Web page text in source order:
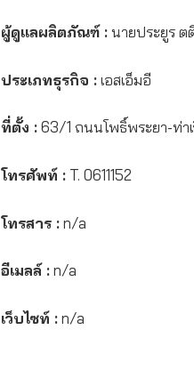
ผู้ดูแลผลิตภัณฑ์ :นายประยูร ต
ประเภทธุรกิจ :เอสเอ็มอี
ที่ตั้ง :63/1 ถนนโพธิ์พระยา-ท่า
โทรศัพท์ : T. 0611152
โทรสาร :n/a
อีเมลล์ :n/a
เว็บไซท์ :n/a